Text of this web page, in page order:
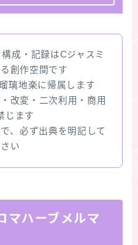
成・記録はCジャスミ
創作空間です
璃地楽に帰属します
改変・二次利用・商用
じます
、必ず出典を明記して
い
マハーブメルマ